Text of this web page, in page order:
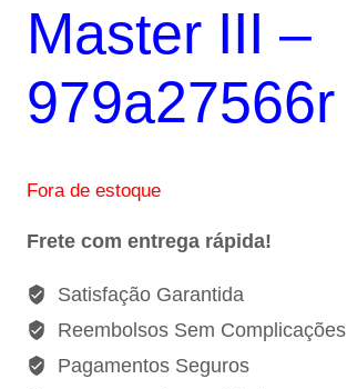
Master III –
979a27566r
Fora de estoque
Frete com entrega rápida!
Satisfação Garantida
Reembolsos Sem Complicações
Pagamentos Seguros